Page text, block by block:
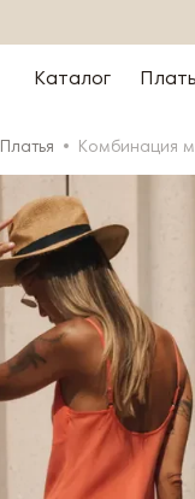
Каталог
Платья Комбинация